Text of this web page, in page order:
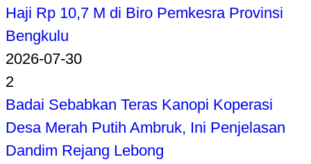
Haji Rp 10,7 M di Biro Pemkesra Provinsi
Bengkulu
2026-07-30
2
Badai Sebabkan Teras Kanopi Koperasi
Desa Merah Putih Ambruk, Ini Penjelasan
Dandim Rejang Lebong